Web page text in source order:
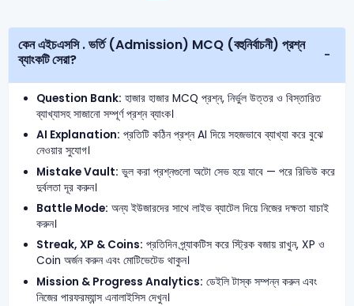
কেন এইচএসসি . ভর্তি (Admission) MCQ (বহুনির্বাচনী) প্রশ্ন
ব্যাংকটি সেরা?
Question Bank: হাজার হাজার MCQ প্রশ্ন, নির্ভুল উত্তর ও বিস্তারিত
ব্যাখ্যাসহ সাজানো সম্পূর্ণ প্রশ্ন ব্যাংক।
AI Explanation: প্রতিটি কঠিন প্রশ্ন AI দিয়ে সহজভাবে ব্যাখ্যা করে বুঝে
নেওয়ার সুযোগ।
Mistake Vault: ভুল করা প্রশ্নগুলো অটো সেভ হয়ে যাবে — পরে রিভিউ করে
দুর্বলতা দূর করুন।
Battle Mode: অন্য ইউজারদের সাথে লাইভ ব্যাটেল দিয়ে নিজের দক্ষতা যাচাই
করুন।
Streak, XP & Coins: প্রতিদিন প্র্যাকটিস করে স্ট্রিক বজায় রাখুন, XP ও
Coin অর্জন করুন এবং মোটিভেটেড থাকুন।
Mission & Progress Analytics: ডেইলি টাস্ক সম্পন্ন করুন এবং
নিজের পারফরম্যান্স এনালাইসিস দেখুন।